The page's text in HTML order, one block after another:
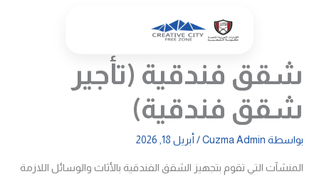
شقق فندقية (تأجير
شقق فندقية)
بواسطة Cuzma Admin
/ أبريل 18, 2026
المنشآت التي تقوم بتجهيز الشقق الفندقية بالأثاث والوسائل اللازمة